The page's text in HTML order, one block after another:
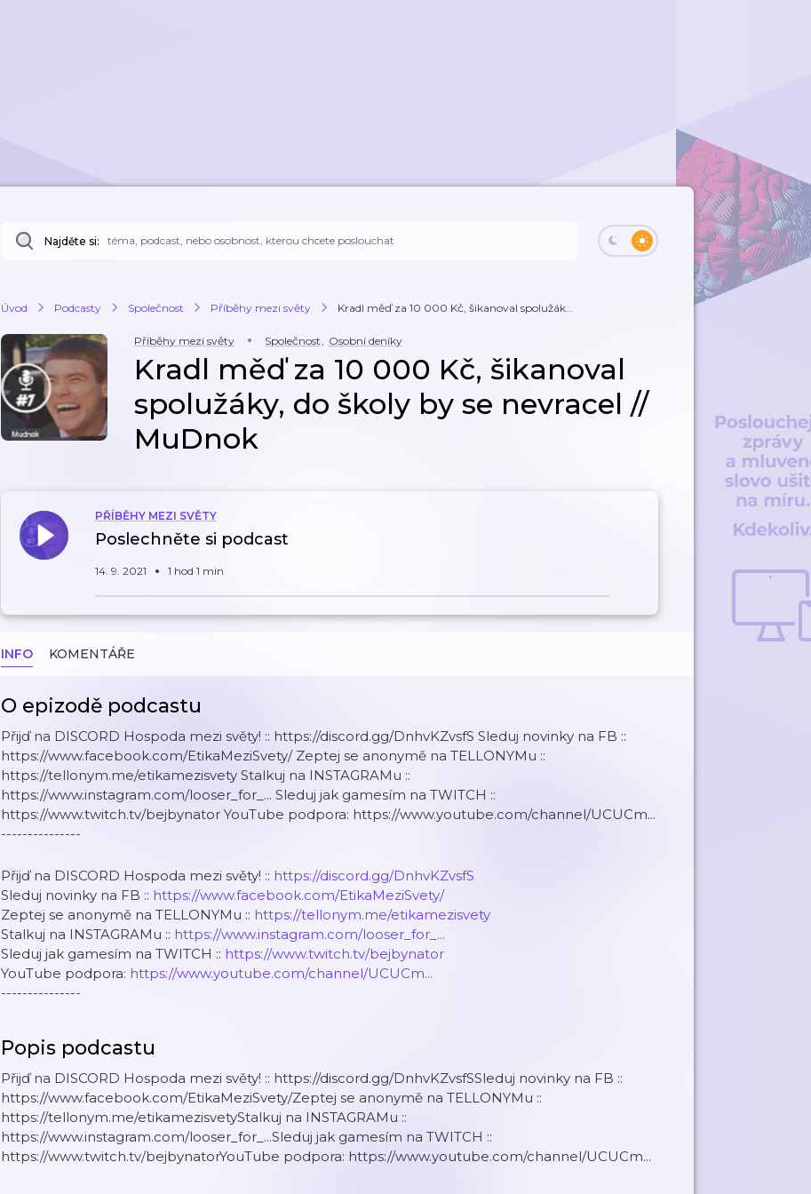
Najděte si:
Úvod Podcasty Společnost Příběhy mezi světy Kradl měď za 10 000 Kč, šikanoval spolužák...
Příběhy mezi světy Společnost, Osobní deníky
Kradl měď za 10 000 Kč, šikanoval
spolužáky, do školy by se nevracel //
MuDnok
PŘÍBĚHY MEZI SVĚTY
Poslechněte si podcast
14. 9. 2021 1 hod 1 min
INFO KOMENTÁŘE
O epizodě podcastu
Přijď na DISCORD Hospoda mezi světy! :: https://discord.gg/DnhvKZvsfS Sleduj novinky na FB ::
https://www.facebook.com/EtikaMeziSvety/ Zeptej se anonymě na TELLONYMu ::
https://tellonym.me/etikamezisvety Stalkuj na INSTAGRAMu ::
https://www.instagram.com/looser_for_... Sleduj jak gamesím na TWITCH ::
https://www.twitch.tv/bejbynator YouTube podpora: https://www.youtube.com/channel/UCUCm...
---------------
Přijď na DISCORD Hospoda mezi světy! :: https://discord.gg/DnhvKZvsfS
Sleduj novinky na FB :: https://www.facebook.com/EtikaMeziSvety/
Zeptej se anonymě na TELLONYMu :: https://tellonym.me/etikamezisvety
Stalkuj na INSTAGRAMu :: https://www.instagram.com/looser_for_...
Sleduj jak gamesím na TWITCH :: https://www.twitch.tv/bejbynator
YouTube podpora: https://www.youtube.com/channel/UCUCm...
---------------
Popis podcastu
Přijď na DISCORD Hospoda mezi světy! :: https://discord.gg/DnhvKZvsfS​ Sleduj novinky na FB ::
https://www.facebook.com/EtikaMeziSvety/​ Zeptej se anonymě na TELLONYMu ::
https://tellonym.me/etikamezisvety​ Stalkuj na INSTAGRAMu ::
https://www.instagram.com/looser_for_...​ Sleduj jak gamesím na TWITCH ::
https://www.twitch.tv/bejbynator​ YouTube podpora: https://www.youtube.com/channel/UCUCm...​